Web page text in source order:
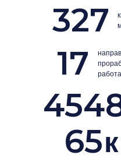
327
17
к
65